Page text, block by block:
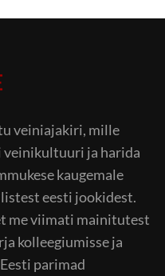
veiniajakiri, mille
veinikultuuri ja harida
kaugemale
eesti jookidest.
me viimati mainitutest
kolleegiumisse ja
parimad